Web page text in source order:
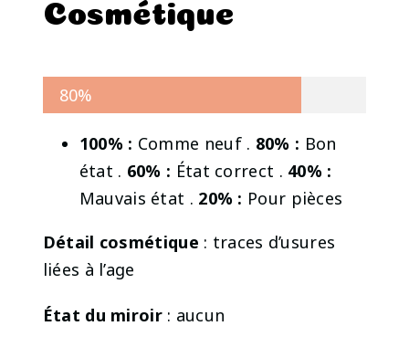
Cosmétique
80%
100% : Comme neuf . 80% : Bon
état . 60% : État correct . 40% :
Mauvais état . 20% : Pour pièces
Détail cosmétique : traces d’usures
liées à l’age
État du miroir: aucun